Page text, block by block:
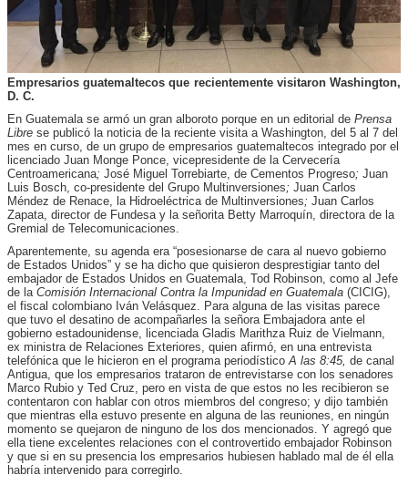
Empresarios guatemaltecos que recientemente visitaron Washington,
D. C.
En Guatemala se armó un gran alboroto porque en un editorial de Prensa
Libre se publicó la noticia de la reciente visita a Washington, del 5 al 7 del
mes en curso, de un grupo de empresarios guatemaltecos integrado por el
licenciado Juan Monge Ponce, vicepresidente de la Cervecería
Centroamericana; José Miguel Torrebiarte, de Cementos Progreso; Juan
Luis Bosch, co-presidente del Grupo Multinversiones; Juan Carlos
Méndez de Renace, la Hidroeléctrica de Multinversiones; Juan Carlos
Zapata, director de Fundesa y la señorita Betty Marroquín, directora de la
Gremial de Telecomunicaciones.
Aparentemente, su agenda era “posesionarse de cara al nuevo gobierno
de Estados Unidos” y se ha dicho que quisieron desprestigiar tanto del
embajador de Estados Unidos en Guatemala, Tod Robinson, como al Jefe
de la Comisión Internacional Contra la Impunidad en Guatemala (CICIG),
el fiscal colombiano Iván Velásquez. Para alguna de las visitas parece
que tuvo el desatino de acompañarles la señora Embajadora ante el
gobierno estadounidense, licenciada Gladis Marithza Ruiz de Vielmann,
ex ministra de Relaciones Exteriores, quien afirmó, en una entrevista
telefónica que le hicieron en el programa periodísticoA las 8:45, de canal
Antigua, que los empresarios trataron de entrevistarse con los senadores
Marco Rubio y Ted Cruz, pero en vista de que estos no les recibieron se
contentaron con hablar con otros miembros del congreso; y dijo también
que mientras ella estuvo presente en alguna de las reuniones, en ningún
momento se quejaron de ninguno de los dos mencionados. Y agregó que
ella tiene excelentes relaciones con el controvertido embajador Robinson
y que si en su presencia los empresarios hubiesen hablado mal de él ella
habría intervenido para corregirlo.